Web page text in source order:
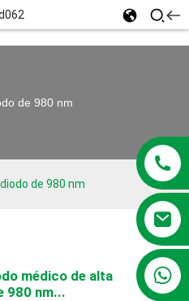
+86 13381209830
de 980 nm
de 980 nm
médico de alta
980 nm...